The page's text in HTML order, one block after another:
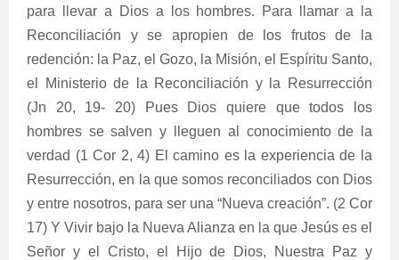
para llevar a Dios a los hombres. Para llamar a la
Reconciliación y se apropien de los frutos de la
redención: la Paz, el Gozo, la Misión, el Espíritu Santo,
el Ministerio de la Reconciliación y la Resurrección
(Jn 20, 19- 20) Pues Dios quiere que todos los
hombres se salven y lleguen al conocimiento de la
verdad (1 Cor 2, 4) El camino es la experiencia de la
Resurrección, en la que somos reconciliados con Dios
y entre nosotros, para ser una “Nueva creación”. (2 Cor
17) Y Vivir bajo la Nueva Alianza en la que Jesús es el
Señor y el Cristo, el Hijo de Dios, Nuestra Paz y